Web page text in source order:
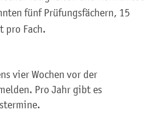
fünf Prüfungsfächern, 15
pro Fach.
vier Wochen vor der
Pro Jahr gibt es